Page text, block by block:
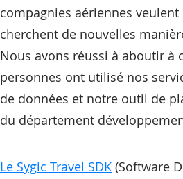
compagnies aériennes
cherchent de nouvelles
Nous avons réussi à aboutir à
personnes ont utilisé nos
de données et notre outil de
du département
Le Sygic Travel SDK (Software